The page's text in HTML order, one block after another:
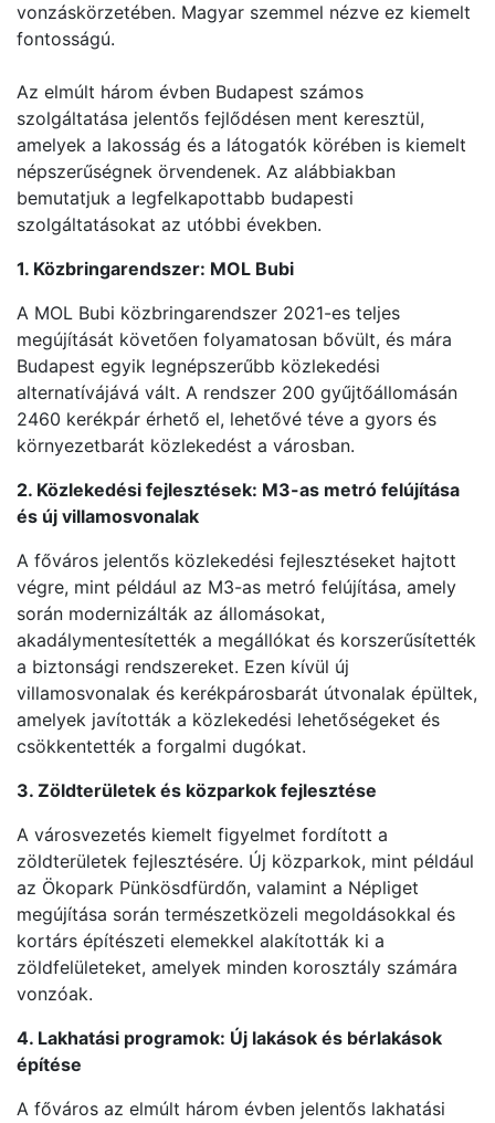
vonzáskörzetében. Magyar szemmel nézve ez kiemelt
fontosságú.
Az elmúlt három évben Budapest számos
szolgáltatása jelentős fejlődésen ment keresztül,
amelyek a lakosság és a látogatók körében is kiemelt
népszerűségnek örvendenek. Az alábbiakban
bemutatjuk a legfelkapottabb budapesti
szolgáltatásokat az utóbbi években.
1. Közbringarendszer: MOL Bubi
A MOL Bubi közbringarendszer 2021-es teljes
megújítását követően folyamatosan bővült, és mára
Budapest egyik legnépszerűbb közlekedési
alternatívájává vált. A rendszer 200 gyűjtőállomásán
2460 kerékpár érhető el, lehetővé téve a gyors és
környezetbarát közlekedést a városban.
2. Közlekedési fejlesztések: M3-as metró felújítása
és új villamosvonalak
A főváros jelentős közlekedési fejlesztéseket hajtott
végre, mint például az M3-as metró felújítása, amely
során modernizálták az állomásokat,
akadálymentesítették a megállókat és korszerűsítették
a biztonsági rendszereket. Ezen kívül új
villamosvonalak és kerékpárosbarát útvonalak épültek,
amelyek javították a közlekedési lehetőségeket és
csökkentették a forgalmi dugókat.
3. Zöldterületek és közparkok fejlesztése
A városvezetés kiemelt figyelmet fordított a
zöldterületek fejlesztésére. Új közparkok, mint például
az Ökopark Pünkösdfürdőn, valamint a Népliget
megújítása során természetközeli megoldásokkal és
kortárs építészeti elemekkel alakították ki a
zöldfelületeket, amelyek minden korosztály számára
vonzóak.
4. Lakhatási programok: Új lakások és bérlakások
építése
A főváros az elmúlt három évben jelentős lakhatási